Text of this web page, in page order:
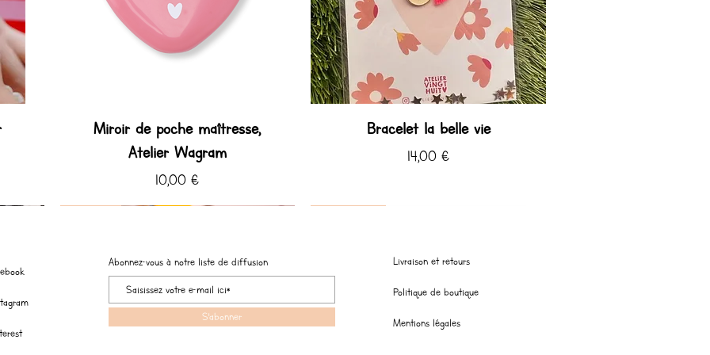
Miroir de poche maîtresse,
Atelier Wagram
Prix
10,00 €
Bracelet la belle vie
Prix
14,00 €
Abonnez-vous à notre liste de diffusion
S'abonner
Livraison et retours
Politique de boutique
Mentions légales